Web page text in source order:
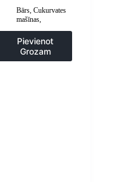
Bārs ,Cukurvates
mašīnas
Pievienot
Grozam